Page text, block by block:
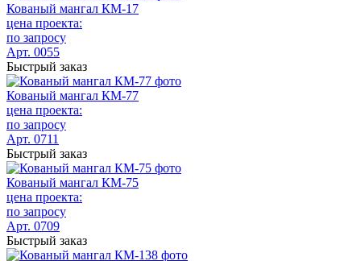
Кованый мангал КМ-17
цена проекта:
по запросу
Арт. 0055
Быстрый заказ
Кованый мангал КМ-77
цена проекта:
по запросу
Арт. 0711
Быстрый заказ
Кованый мангал КМ-75
цена проекта:
по запросу
Арт. 0709
Быстрый заказ